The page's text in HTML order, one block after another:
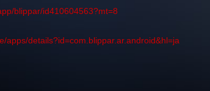
blippar/id410604563?mt=8
apps/details?id=com.blippar.ar.android&hl=ja